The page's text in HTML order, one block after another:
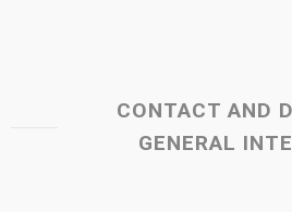
CONTACT AND
GENERAL